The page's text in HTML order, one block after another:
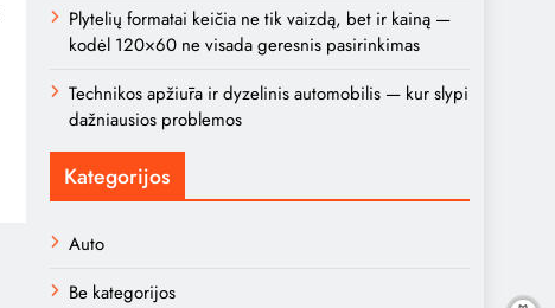
Plytelių formatai keičia ne tik vaizdą, bet ir kainą —
kodėl 120×60 ne visada geresnis pasirinkimas
Technikos apžiūra ir dyzelinis automobilis — kur slypi
dažniausios problemos
Kategorijos
Auto
Be kategorijos